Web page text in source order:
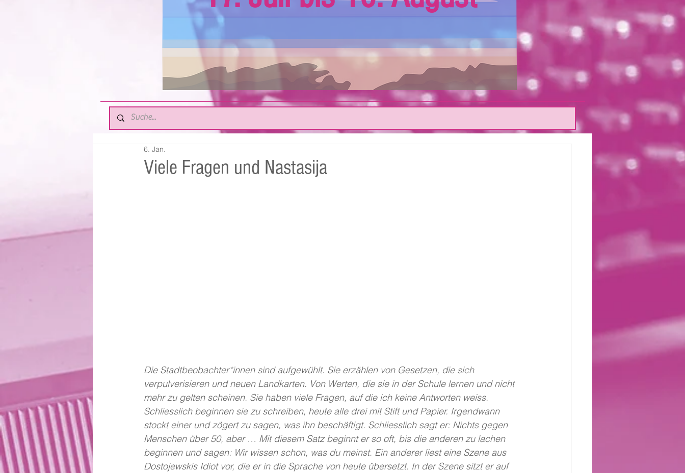
Viele Fragen und Nastasija
6. Jan.
Die Stadtbeobachter*innen sind aufgewühlt. Sie erzählen von Gesetzen, die sich
verpulverisieren und neuen Landkarten. Von Werten, die sie in der Schule lernen und nicht
mehr zu gelten scheinen. Sie haben viele Fragen, auf die ich keine Antworten weiss.
Schliesslich beginnen sie zu schreiben, heute alle drei mit Stift und Papier. Irgendwann
stockt einer und zögert zu sagen, was ihn beschäftigt. Schliesslich sagt er: Nichts gegen
Menschen über 50, aber … Mit diesem Satz beginnt er so oft, bis die anderen zu lachen
beginnen und sagen: Wir wissen schon, was du meinst. Ein anderer liest eine Szene aus
Dostojewskis Idiot vor, die er in die Sprache von heute übersetzt. In der Szene sitzt er auf